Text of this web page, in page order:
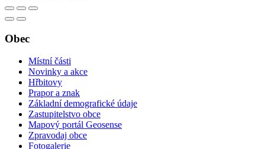
Obec
Místní části
Novinky a akce
Hřbitovy
Prapor a znak
Základní demografické údaje
Zastupitelstvo obce
Mapový portál Geosense
Zpravodaj obce
Fotogalerie